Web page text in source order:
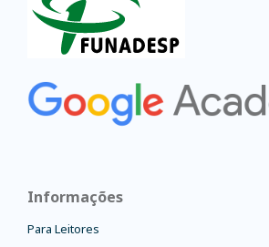
Informações
Para Leitores